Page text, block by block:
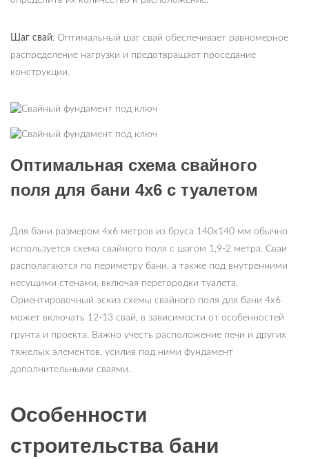
Шаг свай: Оптимальный шаг свай обеспечивает равномерное
распределение нагрузки и предотвращает проседание
конструкции.
Оптимальная схема свайного
поля для бани 4х6 с туалетом
Для бани размером 4х6 метров из бруса 140х140 мм обычно
используется схема свайного поля с шагом 1,9-2 метра. Сваи
располагаются по периметру бани, а также под внутренними
несущими стенами, включая перегородки туалета.
Ориентировочный эскиз схемы свайного поля для бани 4х6
может включать 12-13 свай, в зависимости от особенностей
грунта и проекта. Важно учесть расположение печи и других
тяжелых элементов, усилив под ними фундамент
дополнительными сваями.
Особенности
строительства бани